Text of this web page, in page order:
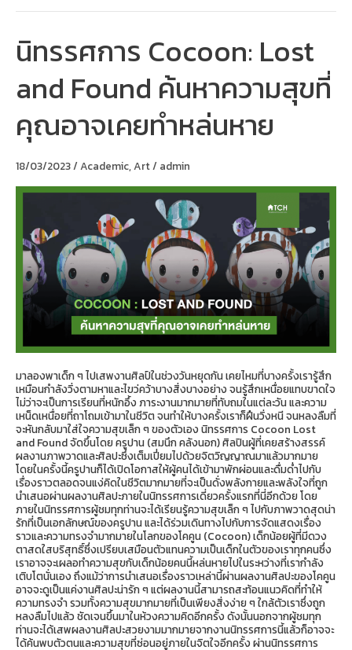
นิทรรศการ Cocoon: Lost
and Found ค้นหาความสุขที่
คุณอาจเคยทำหล่นหาย
18/03/2023/Academic,Art/ admin
มาลองพาเด็ก ๆ ไปเสพงานศิลป์ในช่วงวันหยุดกัน เคยไหมที่บางครั้งเรารู้สึก
เหมือนกำลังวิ่งตามหาและไขว่คว้าบางสิ่งบางอย่าง จนรู้สึกเหนื่อยแทบขาดใจ
ไม่ว่าจะเป็นการเรียนที่หนักอึ้ง ภาระงานมากมายที่ทับถมในแต่ละวัน และความ
เหน็ดเหนื่อยที่ถาโถมเข้ามาในชีวิต จนทำให้บางครั้งเราก็ฝืนวิ่งหนี จนหลงลืมที่
จะหันกลับมาใส่ใจความสุขเล็ก ๆ ของตัวเอง นิทรรศการ Cocoon Lost
and Found จัดขึ้นโดย ครูปาน (สมนึก คลังนอก) ศิลปินผู้ที่เคยสร้างสรรค์
ผลงานภาพวาดและศิลปะซึ่งเต็มเปี่ยมไปด้วยจิตวิญญาณมาแล้วมากมาย
โดยในครั้งนี้ครูปานก็ได้เปิดโอกาสให้ผู้คนได้เข้ามาพักผ่อนและดื่มด่ำไปกับ
เรื่องราวตลอดจนแง่คิดในชีวิตมากมายที่จะเป็นดั่งพลังกายและพลังใจที่ถูก
นำเสนอผ่านผลงานศิลปะภายในนิทรรศการเดี่ยวครั้งแรกที่นี่อีกด้วย โดย
ภายในนิทรรศการผู้ชมทุกท่านจะได้เรียนรู้ความสุขเล็ก ๆ ไปกับภาพวาดสุดน่า
รักที่เป็นเอกลักษณ์ของครูปาน และได้ร่วมเดินทางไปกับการจัดแสดงเรื่อง
ราวและความทรงจำมากมายในโลกของโคคูน (Cocoon) เด็กน้อยผู้ที่มีดวง
ตาสดใสบริสุทธิ์ซึ่งเปรียบเสมือนตัวแทนความเป็นเด็กในตัวของเราทุกคนซึ่ง
เราอาจจะเผลอทำความสุขกับเด็กน้อยคนนี้หล่นหายไปในระหว่างที่เรากำลัง
เติบโตนั่นเอง ถึงแม้ว่าการนำเสนอเรื่องราวเหล่านี้ผ่านผลงานศิลปะของโคคูน
อาจจะดูเป็นแค่งานศิลปะน่ารัก ๆ แต่ผลงานนี้สามารถสะท้อนแนวคิดที่ทำให้
ความทรงจำ รวมทั้งความสุขมากมายที่เป็นเพียงสิ่งง่าย ๆ ใกล้ตัวเราซึ่งถูก
หลงลืมไปแล้ว ชัดเจนขึ้นมาในห้วงความคิดอีกครั้ง ดังนั้นนอกจากผู้ชมทุก
ท่านจะได้เสพผลงานศิลปะสวยงามมากมายจากงานนิทรรศการนี้แล้วก็อาจจะ
ได้ค้นพบตัวตนและความสุขที่ซ่อนอยู่ภายในจิตใจอีกครั้ง ผ่านนิทรรศการ
นิทรรศการ
Cocoon:
Lost
Found
ความ
สุข
คุณ
อาจ
เคย